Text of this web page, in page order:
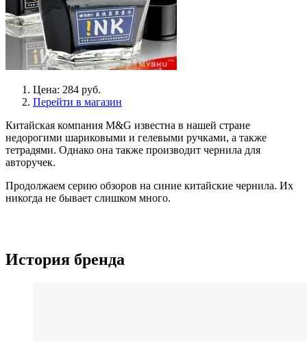
Цена: 284 руб.
Перейти в магазин
Китайская компания M&G известна в нашей стране
недорогими шариковыми и гелевыми ручками, а также
тетрадями. Однако она также производит чернила для
авторучек.
Продолжаем серию обзоров на синие китайские чернила. Их
никогда не бывает слишком много.
История бренда